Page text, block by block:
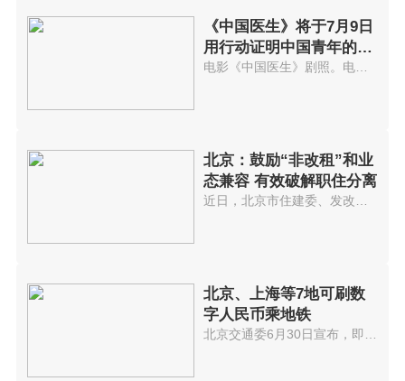
《中国医生》将于7月9日
用行动证明中国青年的担
当和价值
电影《中国医生》剧照。电影《中...
北京：鼓励“非改租”和业
态兼容 有效破解职住分离
近日，北京市住建委、发改委等四...
北京、上海等7地可刷数
字人民币乘地铁
北京交通委6月30日宣布，即日起...